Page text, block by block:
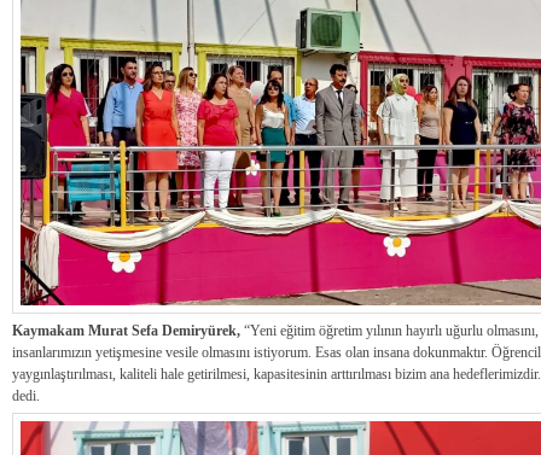
Kaymakam Murat Sefa Demiryürek, “Yeni eğitim öğretim yılının hayırlı uğurlu
insanlarımızın yetişmesine vesile olmasını istiyorum. Esas olan insana dokunmaktır.
yaygınlaştırılması, kaliteli hale getirilmesi, kapasitesinin arttırılması bizim ana
dedi.